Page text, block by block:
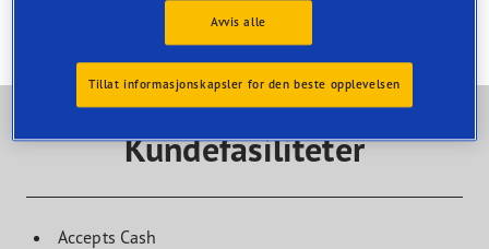
Kundefasiliteter
Accepts Cash
Avvis alle
Tillat informasjonskapsler for den beste opplevelsen